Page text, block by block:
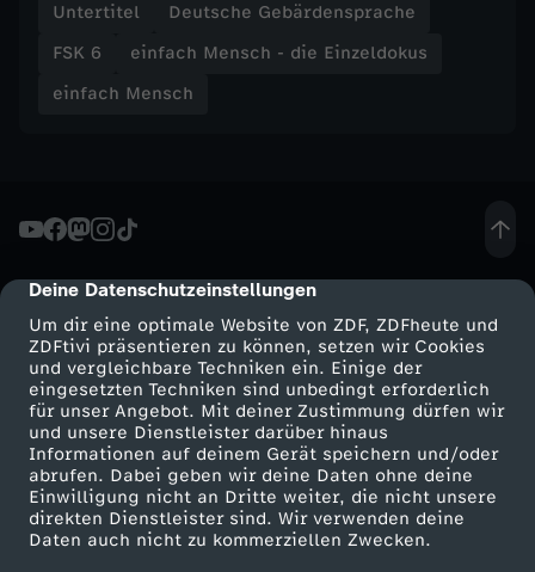
cmp-dialog-description
Deine Datenschutzeinstellungen
Um dir eine optimale Website von ZDF, ZDFheute und
ZDFtivi präsentieren zu können, setzen wir Cookies
und vergleichbare Techniken ein. Einige der
eingesetzten Techniken sind unbedingt erforderlich
für unser Angebot. Mit deiner Zustimmung dürfen wir
und unsere Dienstleister darüber hinaus
Informationen auf deinem Gerät speichern und/oder
abrufen. Dabei geben wir deine Daten ohne deine
Einwilligung nicht an Dritte weiter, die nicht unsere
direkten Dienstleister sind. Wir verwenden deine
Daten auch nicht zu kommerziellen Zwecken.
d
e
g
:
D
a
s
L
Untertitel
Deutsche Gebärdensprache
FSK 6
einfach Mensch - die Einzeldokus
einfach Mensch
Mehr ZDF
ZDF-Apps
Smart TV
ZDFtext
Service
ZDFmitreden
Kontakt zum ZDF
Tickets